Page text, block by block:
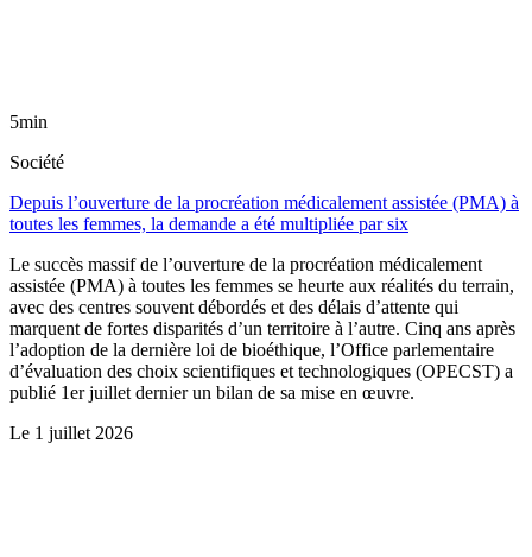
5min
Société
Depuis l’ouverture de la procréation médicalement assistée (PMA) à
toutes les femmes, la demande a été multipliée par six
Le succès massif de l’ouverture de la procréation médicalement
assistée (PMA) à toutes les femmes se heurte aux réalités du terrain,
avec des centres souvent débordés et des délais d’attente qui
marquent de fortes disparités d’un territoire à l’autre. Cinq ans après
l’adoption de la dernière loi de bioéthique, l’Office parlementaire
d’évaluation des choix scientifiques et technologiques (OPECST) a
publié 1er juillet dernier un bilan de sa mise en œuvre.
Le 1 juillet 2026